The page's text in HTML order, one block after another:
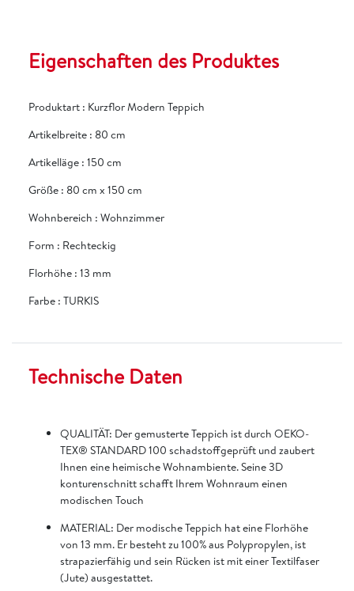
Eigenschaften des Produktes
Produktart : Kurzflor Modern Teppich
Artikelbreite : 80 cm
Artikelläge : 150 cm
Größe : 80 cm x 150 cm
Wohnbereich : Wohnzimmer
Form : Rechteckig
Florhöhe : 13 mm
Farbe : TURKIS
Technische Daten
QUALITÄT: Der gemusterte Teppich ist durch OEKO-
TEX® STANDARD 100 schadstoffgeprüft und zaubert
Ihnen eine heimische Wohnambiente. Seine 3D
konturenschnitt schafft Ihrem Wohnraum einen
modischen Touch
MATERIAL: Der modische Teppich hat eine Florhöhe
von 13 mm. Er besteht zu 100% aus Polypropylen, ist
strapazierfähig und sein Rücken ist mit einer Textilfaser
(Jute) ausgestattet.